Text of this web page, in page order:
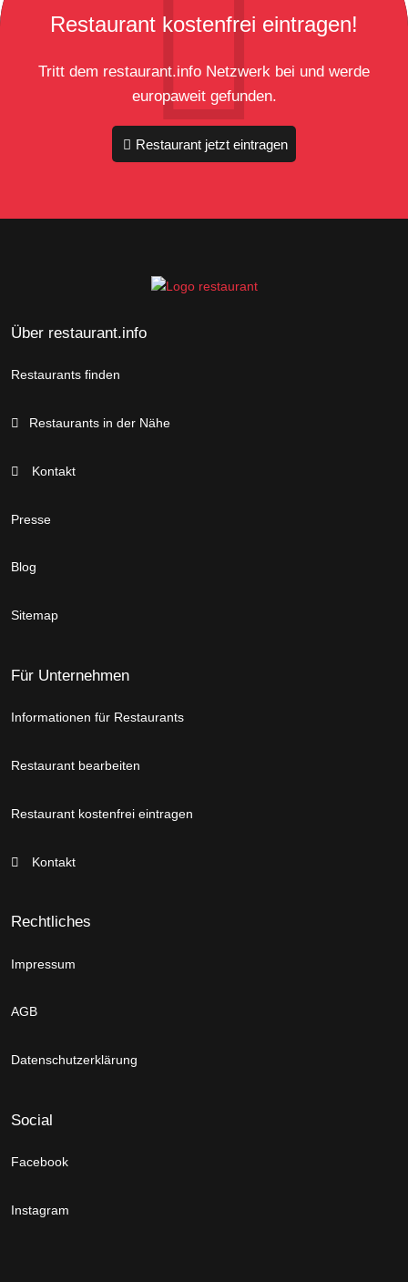
Restaurant kostenfrei eintragen!
Tritt dem restaurant.info Netzwerk bei und werde
europaweit gefunden.
Restaurant jetzt eintragen
Über restaurant.info
Restaurants finden
Restaurants in der Nähe
Kontakt
Presse
Blog
Sitemap
Für Unternehmen
Informationen für Restaurants
Restaurant bearbeiten
Restaurant kostenfrei eintragen
Kontakt
Rechtliches
Impressum
AGB
Datenschutzerklärung
Social
Facebook
Instagram